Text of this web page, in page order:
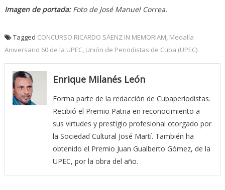
Imagen de portada:Foto de José Manuel Correa.
Tagged CONCURSO RICARDO SÁENZ IN MEMORIAM, Medalla
Aniversario 60 de la UPEC, Unión de Periodistas de Cuba (UPEC)
Enrique Milanés León
Forma parte de la redacción de Cubaperiodistas.
Recibió el Premio Patria en reconocimiento a
sus virtudes y prestigio profesional otorgado por
la Sociedad Cultural José Martí. También ha
obtenido el Premio Juan Gualberto Gómez, de la
UPEC, por la obra del año.